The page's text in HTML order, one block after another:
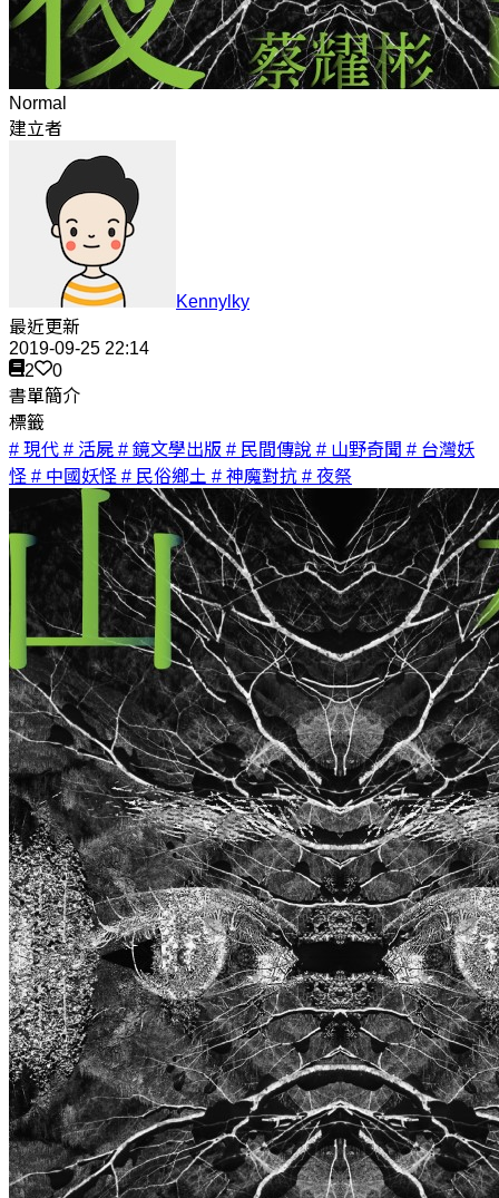
Normal
建立者
Kennylky
最近更新
2019-09-25 22:14
2
0
書單簡介
標籤
# 現代 # 活屍 # 鏡文學出版 # 民間傳說 # 山野奇聞 # 台灣妖
怪 # 中國妖怪 # 民俗鄉土 # 神魔對抗 # 夜祭